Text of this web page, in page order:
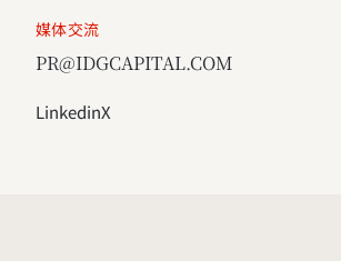
媒体交流
PR@IDGCAPITAL.COM
LinkedinX